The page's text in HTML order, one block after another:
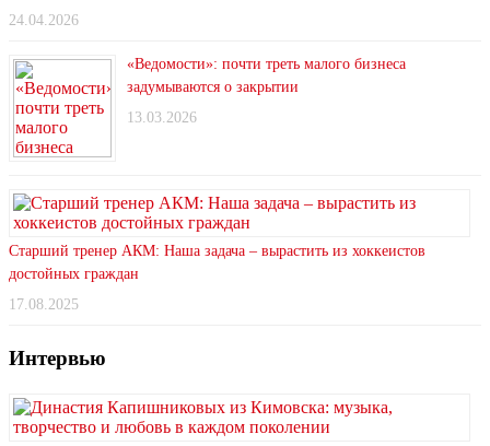
24.04.2026
«Ведомости»: почти треть малого бизнеса
задумываются о закрытии
13.03.2026
Старший тренер АКМ: Наша задача – вырастить из хоккеистов
достойных граждан
17.08.2025
Интервью